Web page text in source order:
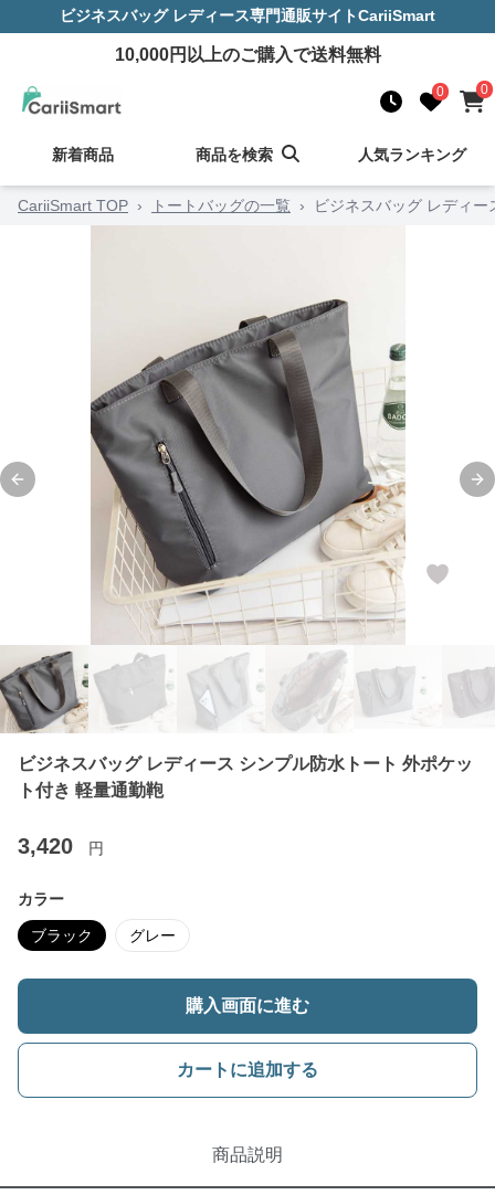
ビジネスバッグ レディース専門通販サイトCariiSmart
10,000円以上のご購入で送料無料
0 0
新着商品 商品を検索 人気ランキング
CariiSmart TOP › トートバッグの一覧 › ビジネスバッグ レディ
Previous slide
ビジネスバッグ レディース シンプル防水トート 外ポケッ
ト付き 軽量通勤鞄
3,420 円
カラー
ブラック グレー
購入画面に進む
カートに追加する
商品説明